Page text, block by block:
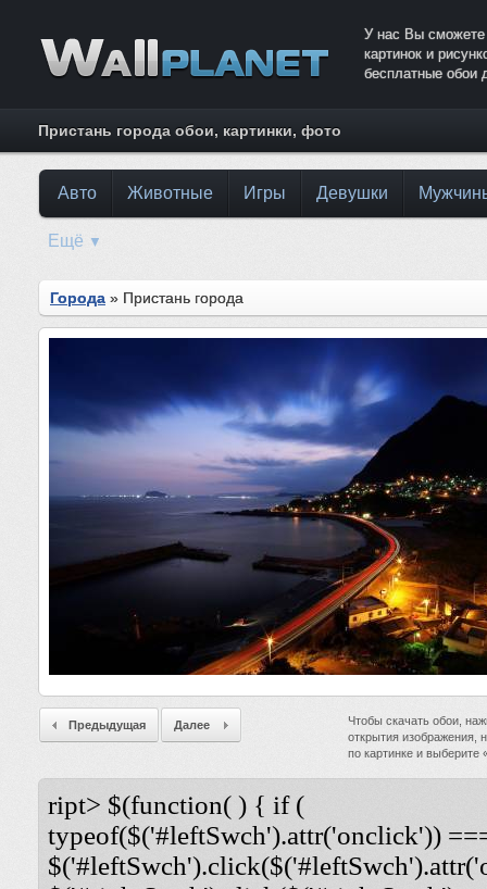
У нас Вы сможете
картинок и
бесплатные обои
Пристань города обои, картинки, фото
Авто Животные Игры Девушки
Ещё ▼
Города » Пристань города
Чтобы скачать обои,
открытия изображения,
по картинке и
Предыдущая Далее
ript> $(function( ) { if (
typeof($('#leftSwch').attr('onclick'))